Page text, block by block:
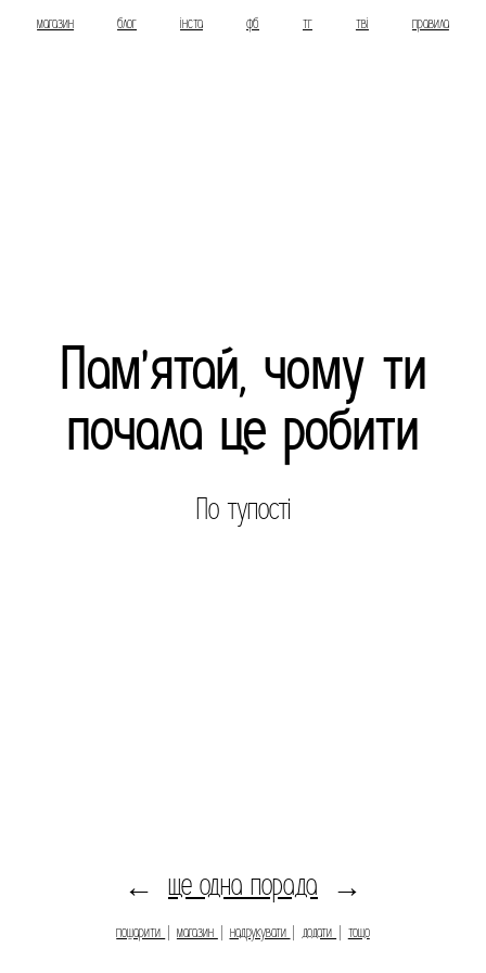
магазин блог інста фб тг тві правила
Пам'ятай, чому ти
почала це робити
По тупості
← ще одна порада →
пошарити магазин надрукувати додати тощо